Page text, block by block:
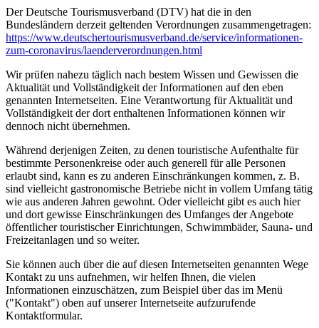
Der Deutsche Tourismusverband (DTV) hat die in den
Bundesländern derzeit geltenden Verordnungen zusammengetragen:
https://www.deutscher­tourismusverband.de/­service/­informationen-
zum-coronavirus/­laenderverordnungen.html
Wir prüfen nahezu täglich nach bestem Wissen und Gewissen die
Aktualität und Vollständigkeit der Informationen auf den eben
genannten Internetseiten. Eine Verantwortung für Aktualität und
Vollständigkeit der dort enthaltenen Informationen können wir
dennoch nicht übernehmen.
Während derjenigen Zeiten, zu denen touristische Aufenthalte für
bestimmte Personenkreise oder auch generell für alle Personen
erlaubt sind, kann es zu anderen Einschränkungen kommen, z. B.
sind vielleicht gastronomische Betriebe nicht in vollem Umfang tätig
wie aus anderen Jahren gewohnt. Oder vielleicht gibt es auch hier
und dort gewisse Einschränkungen des Umfanges der Angebote
öffentlicher touristischer Einrichtungen, Schwimmbäder, Sauna- und
Freizeitanlagen und so weiter.
Sie können auch über die auf diesen Internetseiten genannten Wege
Kontakt zu uns aufnehmen, wir helfen Ihnen, die vielen
Informationen einzuschätzen, zum Beispiel über das im Menü
("Kontakt") oben auf unserer Internetseite aufzurufende
Kontaktformular.